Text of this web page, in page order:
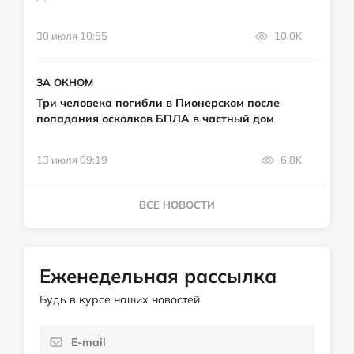
30 июля 10:55 10.0K
ЗА ОКНОМ
Три человека погибли в Пионерском после
попадания осколков БПЛА в частный дом
13 июля 09:19 6.8K
ВСЕ НОВОСТИ
Еженедельная рассылка
Будь в курсе наших новостей